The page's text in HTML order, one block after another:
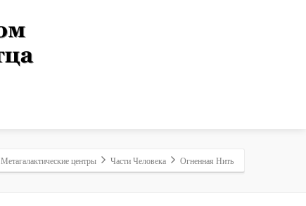
Метагалактические центры Части Человека Огненная Нить